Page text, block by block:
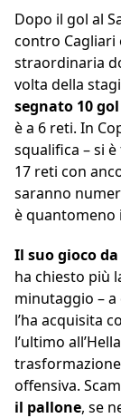
Dopo il gol al
contro Cagliari
straordinaria
volta della
segnato 10
è a 6 reti. In
squalifica – si
17 reti con
saranno
è quantomeno
Il suo gioco
ha chiesto più
minutaggio –
l’ha acquisita
l’ultimo
offensiva.
il pallone, se